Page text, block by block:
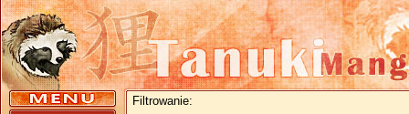
Filtrowanie: